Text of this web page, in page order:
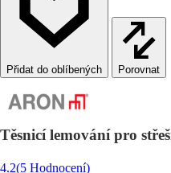
Porovnat
Těsnicí lemování pro
4.2(5 Hodnocení)